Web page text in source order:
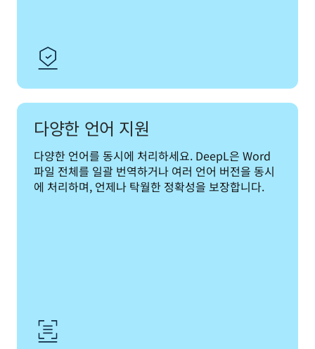
다양한 언어 지원
다양한 언어를 동시에 처리하세요. DeepL은 Word
파일 전체를 일괄 번역하거나 여러 언어 버전을 동시
에 처리하며, 언제나 탁월한 정확성을 보장합니다.